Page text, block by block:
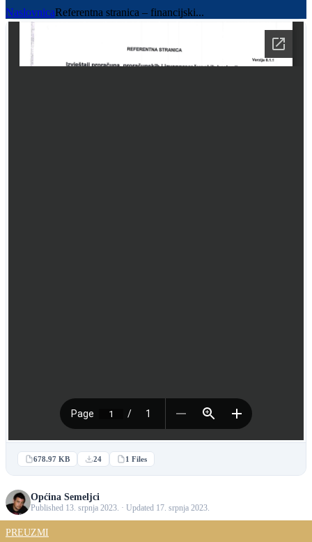
NaslovnicaReferentna stranica – financijski...
678.97 KB 24 1 Files
Općina Semeljci
Published 13. srpnja 2023. · Updated 17. srpnja 2023.
PREUZMI